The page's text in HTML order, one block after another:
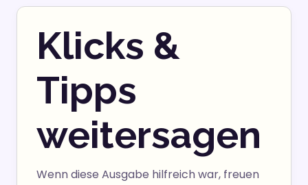
Klicks &
Tipps
weitersagen
Wenn diese Ausgabe hilfreich war, freuen